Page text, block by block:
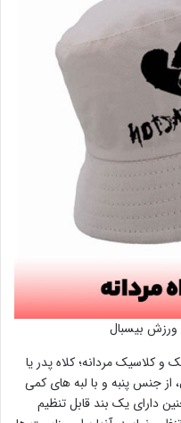
ورزش بیسبال
کلاسیک مردانه؛ کلاه پدر یا
از جنس پنبه و با لبه های کمی‌
دارای یک بند قابل تنظیم